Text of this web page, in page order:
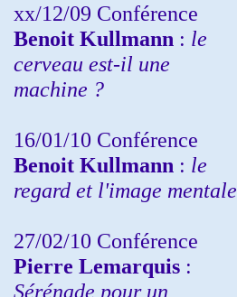
xx/12/09 Conférence
Benoit Kullmann : le
cerveau est-il une
machine ?
16/01/10 Conférence
Benoit Kullmann : le
regard et l'image mentale
27/02/10 Conférence
Pierre Lemarquis :
Sérénade pour un